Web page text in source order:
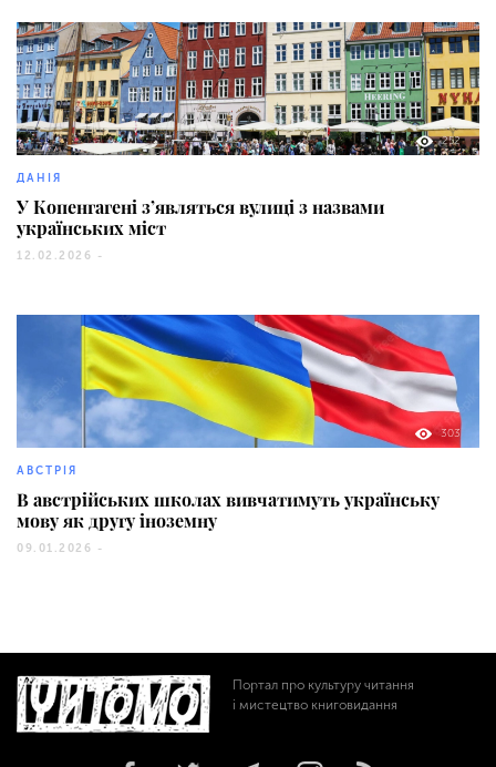
252
ДАНІЯ
У Копенгагені з’являться вулиці з назвами
українських міст
12.02.2026 -
303
АВСТРІЯ
В австрійських школах вивчатимуть українську
мову як другу іноземну
09.01.2026 -
Портал про культуру читання
і мистецтво книговидання